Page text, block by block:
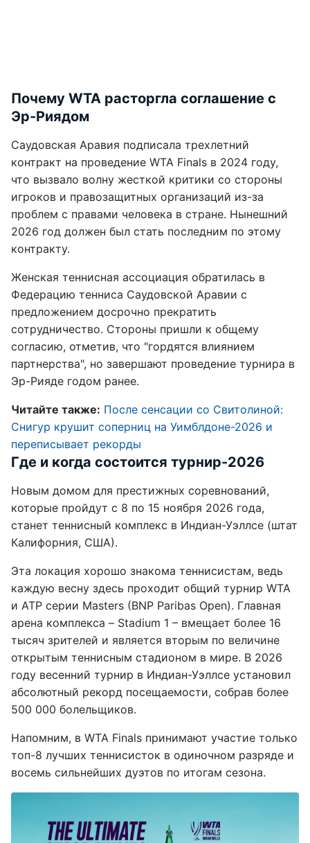
Почему WTA расторгла соглашение с
Эр-Риядом
Саудовская Аравия подписала трехлетний
контракт на проведение WTA Finals в 2024 году,
что вызвало волну жесткой критики со стороны
игроков и правозащитных организаций из-за
проблем с правами человека в стране. Нынешний
2026 год должен был стать последним по этому
контракту.
Женская теннисная ассоциация обратилась в
Федерацию тенниса Саудовской Аравии с
предложением досрочно прекратить
сотрудничество. Стороны пришли к общему
согласию, отметив, что "гордятся влиянием
партнерства", но завершают проведение турнира в
Эр-Рияде годом ранее.
Читайте также: После сенсации со Свитолиной:
Снигур крушит соперниц на Уимблдоне-2026 и
переписывает рекорды
Где и когда состоится турнир-2026
Новым домом для престижных соревнований,
которые пройдут с 8 по 15 ноября 2026 года,
станет теннисный комплекс в Индиан-Уэллсе (штат
Калифорния, США).
Эта локация хорошо знакома теннисистам, ведь
каждую весну здесь проходит общий турнир WTA
и ATP серии Masters (BNP Paribas Open). Главная
арена комплекса – Stadium 1 – вмещает более 16
тысяч зрителей и является вторым по величине
открытым теннисным стадионом в мире. В 2026
году весенний турнир в Индиан-Уэллсе установил
абсолютный рекорд посещаемости, собрав более
500 000 болельщиков.
Напомним, в WTA Finals принимают участие только
топ-8 лучших теннисисток в одиночном разряде и
восемь сильнейших дуэтов по итогам сезона.